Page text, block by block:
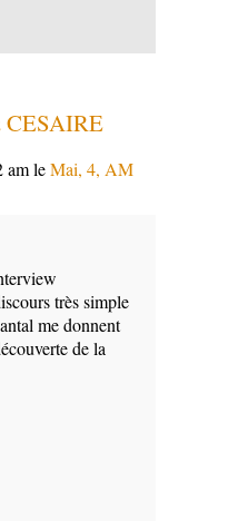
amleMai, 4, AM
très simple
me donnent
de la